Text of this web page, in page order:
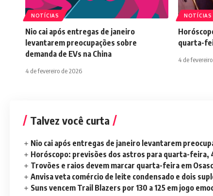
NOTÍCIAS
Nio cai após entregas de janeiro
levantarem preocupações sobre
demanda de EVs na China
4 de fevereiro de 2026
NOTÍCIAS
quarta-
4 de
Talvez você curta
Nio cai após entregas de janeiro levantarem
Horóscopo: previsões dos astros para quarta-feira,
Trovões e raios devem marcar quarta-feira em
Anvisa veta comércio de leite condensado e dois
Suns vencem Trail Blazers por 130 a 125 em jogo